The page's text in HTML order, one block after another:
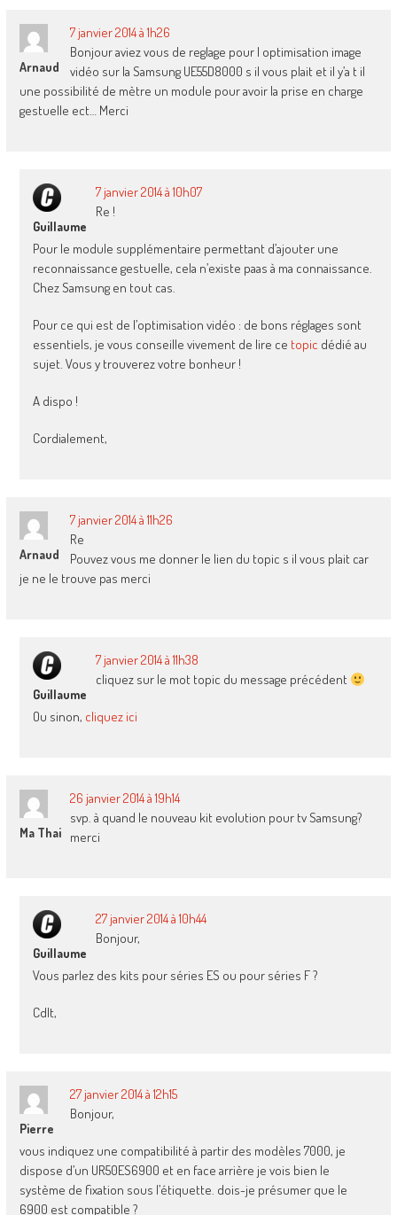
Arnaud
7 janvier 2014 à 1h26
Bonjour aviez vous de reglage pour l optimisation image
vidéo sur la Samsung UE55D8000 s il vous plait et il y’a t il
une possibilité de mètre un module pour avoir la prise en charge
gestuelle ect… Merci
Guillaume
7 janvier 2014 à 10h07
Re !
Pour le module supplémentaire permettant d’ajouter une
reconnaissance gestuelle, cela n’existe paas à ma connaissance.
Chez Samsung en tout cas.
Pour ce qui est de l’optimisation vidéo : de bons réglages sont
essentiels, je vous conseille vivement de lire ce topic dédié au
sujet. Vous y trouverez votre bonheur !
A dispo !
Cordialement,
Arnaud
7 janvier 2014 à 11h26
Re
Pouvez vous me donner le lien du topic s il vous plait car
je ne le trouve pas merci
Guillaume
7 janvier 2014 à 11h38
cliquez sur le mot topic du message précédent
Ou sinon, cliquez ici
Ma Thai
26 janvier 2014 à 19h14
svp. à quand le nouveau kit evolution pour tv Samsung?
merci
Guillaume
27 janvier 2014 à 10h44
Bonjour,
Vous parlez des kits pour séries ES ou pour séries F ?
Cdlt,
Pierre
27 janvier 2014 à 12h15
Bonjour,
vous indiquez une compatibilité à partir des modèles 7000, je
dispose d’un UR50ES6900 et en face arrière je vois bien le
système de fixation sous l’étiquette. dois-je présumer que le
6900 est compatible ?